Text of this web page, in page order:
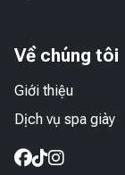
Về chúng tôi
Giới thiệu
Dịch vụ spa giày